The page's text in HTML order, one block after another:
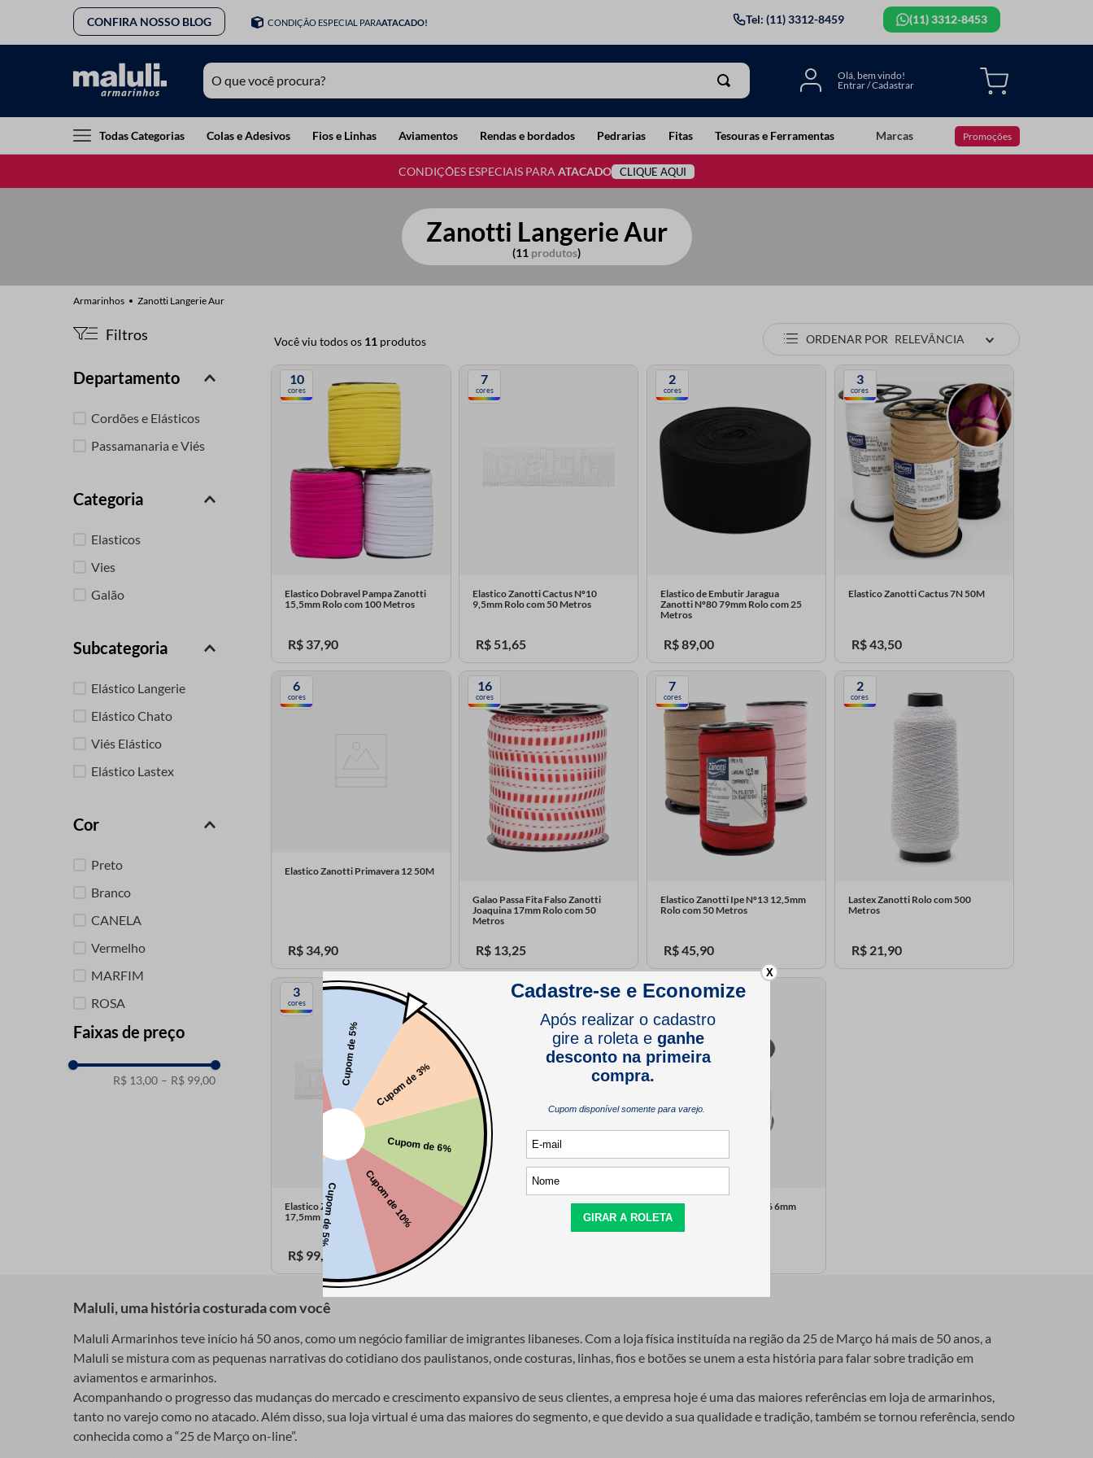
CONFIRA NOSSO BLOG CONDIÇÃO ESPECIAL PARAATACADO! Tel: (11) 3312-8459 (11) 3312-8453
O que você procura?
Todas Categorias Colas e Adesivos Fios e Linhas Aviamentos Rendas e bordados Pedrarias Fitas Tesouras e Ferramentas Marcas Promoções
CONDIÇÕES ESPECIAIS PARA ATACADO CLIQUE AQUI
Zanotti Langerie Aur
11 produtos
Zanotti Langerie Aur
Filtros
Departamento
Cordões e Elásticos
Passamanaria e Viés
Categoria
Elasticos
Vies
Galão
Subcategoria
Elástico Langerie
Elástico Chato
Viés Elástico
Elástico Lastex
Cor
Preto
Branco
CANELA
Vermelho
MARFIM
ROSA
Verde
Branco / Vermelho
Faixas de preço
R$ 13,00 – R$ 99,00
Você viu todos os 11 produtos ORDENAR POR RELEVÂNCIA
10
cores
Elastico Dobravel Pampa Zanotti
15,5mm Rolo com 100 Metros
R$ 37 90
7
cores
Elastico Zanotti Cactus Nº10
9,5mm Rolo com 50 Metros
R$ 51 ,65
2
cores
Elastico de Embutir Jaragua
Zanotti Nº80 79mm Rolo com 25
Metros
R$89 ,00
3
cores
Elastico Zanotti Cactus 7N 50M
R$43, 50
6
cores
Elastico Zanotti Primavera 12 50M
R$ 34,90
16
cores
Galao Passa Fita Falso Zanotti
Joaquina 17mm Rolo com 50
Metros
R$ 13,25
7
cores
Elastico Zanotti Ipe Nº13 12,5mm
Rolo com 50 Metros
R$45,90
2
cores
Lastex Zanotti Rolo com 500
Metros
R$ 21,90
3
cores
Elastico Zanotti Cactus Nº18
17,5mm Rolo com 50 Metros
R$ 99,
Elastico Tulipa Zanotti Nº12 11mm
3
Elastico Zanotti Clivia Nº6 6mm
Rolo com 50 Metros
Maluli, uma história costurada com você
Maluli Armarinhos teve início há 50 anos, como um negócio familiar de imigrantes libaneses. Com a loja física instituída na região da 25 de Março há mais de 50 anos, a
Maluli se mistura com as pequenas narrativas do cotidiano dos paulistanos, onde costuras, linhas, fios e botões se unem a esta história para falar sobre tradição em
aviamentos e armarinhos.
Acompanhando o progresso das mudanças do mercado e crescimento expansivo de seus clientes, a empresa hoje é uma das maiores referências em loja de armarinhos,
tanto no varejo como no atacado. Além disso, sua loja virtual é uma das maiores do segmento, e que devido a sua qualidade e tradição, também se tornou referência, sendo
conhecida como a “25 de Março on-line”.
TERMOS MAIS BUSCADOS
1º
lã
passamanaria
X